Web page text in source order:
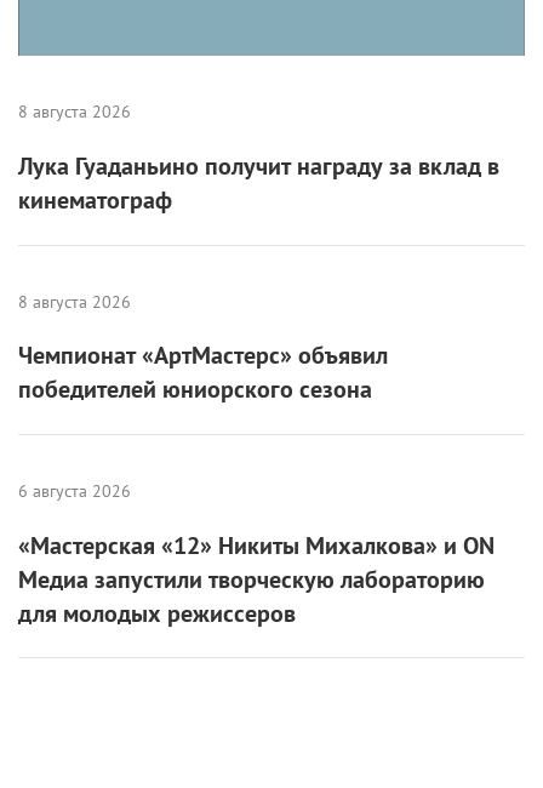
8 августа 2026
Лука Гуаданьино получит награду за вклад в
кинематограф
8 августа 2026
Чемпионат «АртМастерс» объявил
победителей юниорского сезона
6 августа 2026
«Мастерская «12» Никиты Михалкова» и ON
Медиа запустили творческую лабораторию
для молодых режиссеров